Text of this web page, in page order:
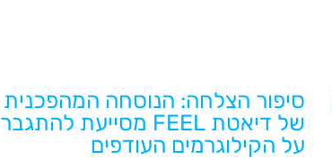
סיפור הצלחה: הנוסחה המהפכנית
של דיאטת FEEL מסייעת להתגבר
על הקילוגרמים העודפים